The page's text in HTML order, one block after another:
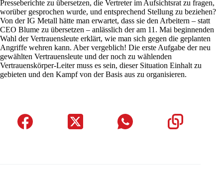
Presseberichte zu übersetzen, die Vertreter im Aufsichtsrat zu fragen,
worüber gesprochen wurde, und entsprechend Stellung zu beziehen?
Von der IG Metall hätte man erwartet, dass sie den Arbeitern – statt
CEO Blume zu übersetzen – anlässlich der am 11. Mai beginnenden
Wahl der Vertrauensleute erklärt, wie man sich gegen die geplanten
Angriffe wehren kann. Aber vergeblich! Die erste Aufgabe der neu
gewählten Vertrauensleute und der noch zu wählenden
Vertrauenskörper-Leiter muss es sein, dieser Situation Einhalt zu
gebieten und den Kampf von der Basis aus zu organisieren.